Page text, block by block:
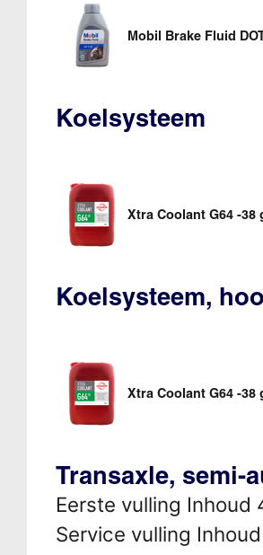
Mobil Brake Fluid
Koelsysteem
Xtra Coolant G64 -38
Koelsysteem,
Xtra Coolant G64 -38
Transaxle, semi-
Eerste vulling Inhoud
Service vulling